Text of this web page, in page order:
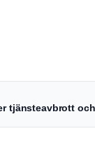
tjänsteavbrott